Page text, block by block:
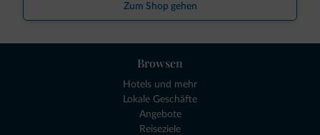
Zum Shop gehen
Browsen
Hotels und mehr
Lokale Geschäfte
Angebote
Reiseziele